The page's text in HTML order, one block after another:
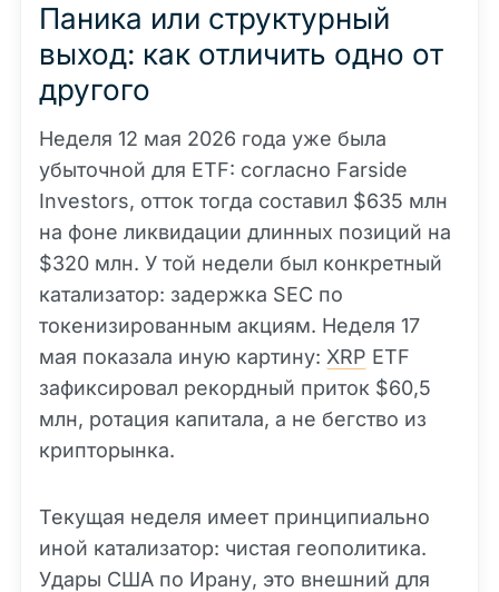
Паника или структурный
выход: как отличить одно от
другого
Неделя 12 мая 2026 года уже была
убыточной для ETF: согласно Farside
Investors, отток тогда составил $635 млн
на фоне ликвидации длинных позиций на
$320 млн. У той недели был конкретный
катализатор: задержка SEC по
токенизированным акциям. Неделя 17
мая показала иную картину: XRP ETF
зафиксировал рекордный приток $60,5
млн, ротация капитала, а не бегство из
крипторынка.
Текущая неделя имеет принципиально
иной катализатор: чистая геополитика.
Удары США по Ирану, это внешний для